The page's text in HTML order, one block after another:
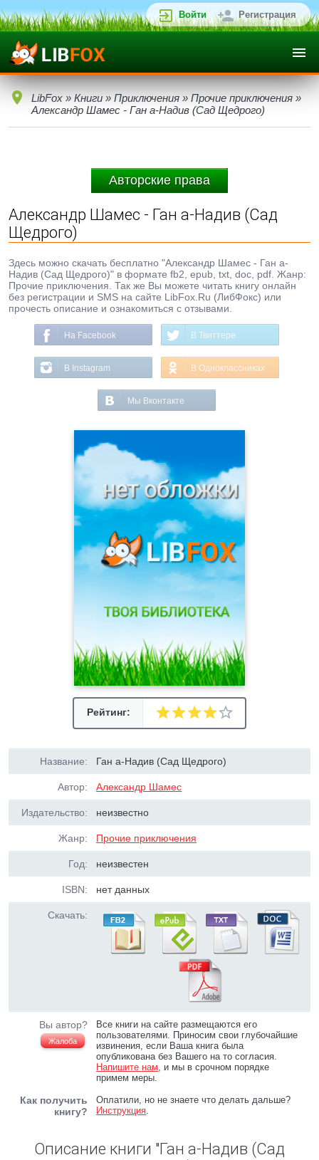
Войти Регистрация
LibFox » Книги » Приключения » Прочие приключения »
Александр Шамес - Ган а-Надив (Сад Щедрого)
Авторские права
Александр Шамес - Ган а-Надив (Сад
Щедрого)
Здесь можно скачать бесплатно "Александр Шамес - Ган а-
Надив (Сад Щедрого)" в формате fb2, epub, txt, doc, pdf. Жанр:
Прочие приключения. Так же Вы можете читать книгу онлайн
без регистрации и SMS на сайте LibFox.Ru (ЛибФокс) или
прочесть описание и ознакомиться с отзывами.
На Facebook В Твиттере
В Instagram В Одноклассниках
Мы Вконтакте
Рейтинг:
Название: Ган а-Надив (Сад Щедрого)
Автор: Александр Шамес
Издательство: неизвестно
Жанр: Прочие приключения
Год: неизвестен
ISBN: нет данных
Скачать:
Вы автор?
Жалоба
Все книги на сайте размещаются его
пользователями. Приносим свои глубочайшие
извинения, если Ваша книга была
опубликована без Вашего на то согласия.
Напишите нам, и мы в срочном порядке
примем меры.
Как получить
книгу?
Оплатили, но не знаете что делать дальше?
Инструкция.
Описание книги "Ган а-Надив (Сад